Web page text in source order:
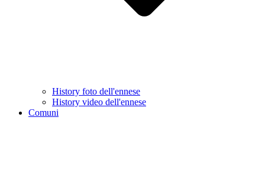
History foto dell'ennese
History video dell'ennese
Comuni